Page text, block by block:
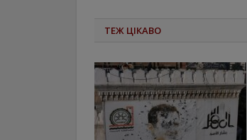
ТЕЖ ЦІКАВО